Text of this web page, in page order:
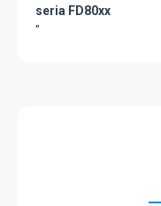
seria FD80xx
"